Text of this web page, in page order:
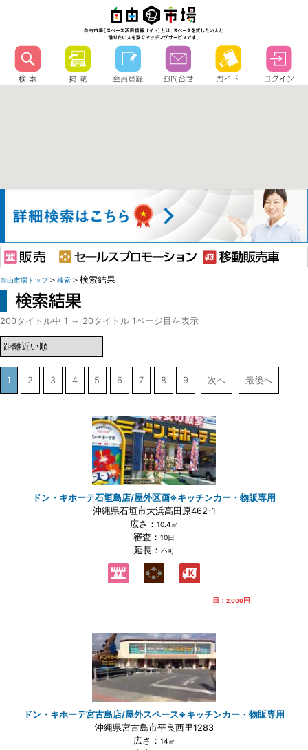
自由市場トップ＞ 検索 ＞検索結果
200タイトル中 1 ～ 20タイトル 1ページ目を表示
1 2 3 4 5 6 7 8 9 次へ 最後へ
ドン・キホーテ石垣島店/屋外区画※キッチンカー・物販専用
沖縄県石垣市大浜高田原462-1
広さ： 10.4㎡
審査： 10日
延長： 不可
日： 2,000円
ドン・キホーテ宮古島店/屋外スペース※キッチンカー・物販専用
沖縄県宮古島市平良西里1283
広さ： 14㎡